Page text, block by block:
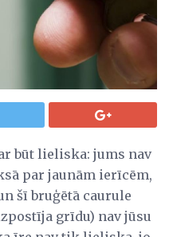
būt lieliska: jums nav
par jaunām ierīcēm,
šī bruģētā caurule
grīdu) nav jūsu